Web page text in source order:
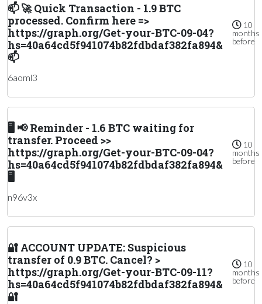
📫 🚀 Quick Transaction - 1.9 BTC
processed. Confirm here =>
https://graph.org/Get-your-BTC-09-04?
hs=40a64cd5f941074b82fdbdaf382fa894&
📫
10
months
before
6aoml3
🖥 📢 Reminder - 1.6 BTC waiting for
transfer. Proceed >>
https://graph.org/Get-your-BTC-09-04?
hs=40a64cd5f941074b82fdbdaf382fa894&
🖥
10
months
before
n96v3x
🔐 ACCOUNT UPDATE: Suspicious
transfer of 0.9 BTC. Cancel? >
https://graph.org/Get-your-BTC-09-11?
hs=40a64cd5f941074b82fdbdaf382fa894&
🔐
10
months
before